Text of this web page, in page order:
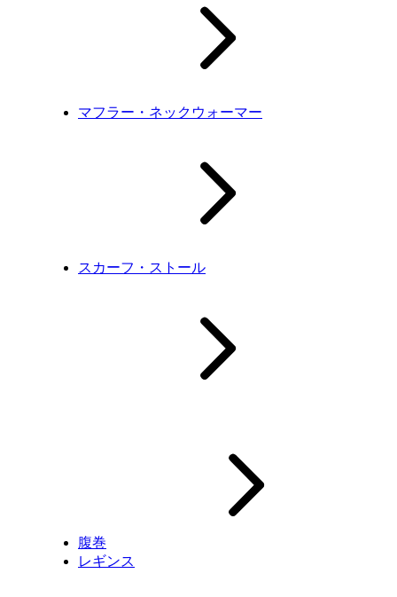
マフラー・ネックウォーマー
スカーフ・ストール
腹巻
レギンス